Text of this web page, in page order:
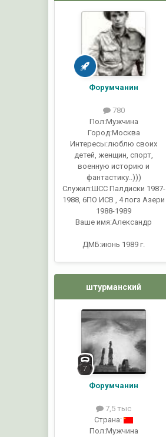
Форумчанин
780
Пол:Мужчина
Город:Москва
Интересы:люблю своих
детей, женщин, спорт,
военную историю и
фантастику..)))
Служил:ШСС Палдиски 1987-
1988, 6ПО ИСВ , 4 погз Азери
1988-1989
Ваше имя:Александр
ДМБ:июнь 1989 г.
штурманский
Форумчанин
7,5 тыс
Страна:
Пол:Мужчина